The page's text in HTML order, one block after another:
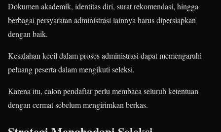
Dokumen akademik, identitas diri, surat rekomendasi, hingga
berbagai persyaratan administrasi lainnya harus dipersiapkan
dengan baik.
Kesalahan kecil dalam proses administrasi dapat memengaruhi
peluang peserta dalam mengikuti seleksi.
Karena itu, calon pendaftar perlu membaca seluruh ketentuan
dengan cermat sebelum mengirimkan berkas.